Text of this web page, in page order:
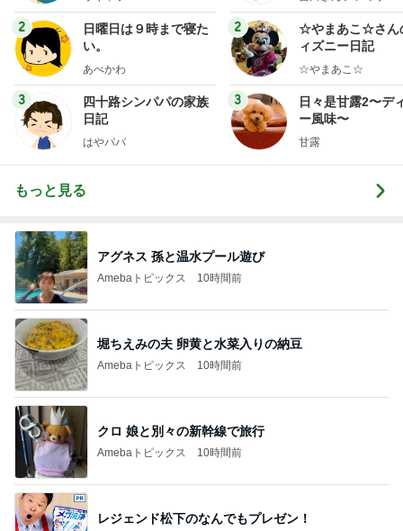
2
日曜日は９時まで寝た
い。
あべかわ
3
四十路シンパパの家族
日記
はやパパ
ログ
2
☆やまあこ☆さん
ィズニー日記
☆やまあこ☆
3
日々是甘露2〜デ
ー風味〜
甘露
もっと見る
アグネス 孫と温水プール遊び
Amebaトピックス 10時間前
堀ちえみの夫 卵黄と水菜入りの納豆
Amebaトピックス 10時間前
クロ 娘と別々の新幹線で旅行
Amebaトピックス 10時間前
レジェンド松下のなんでもプレゼン！